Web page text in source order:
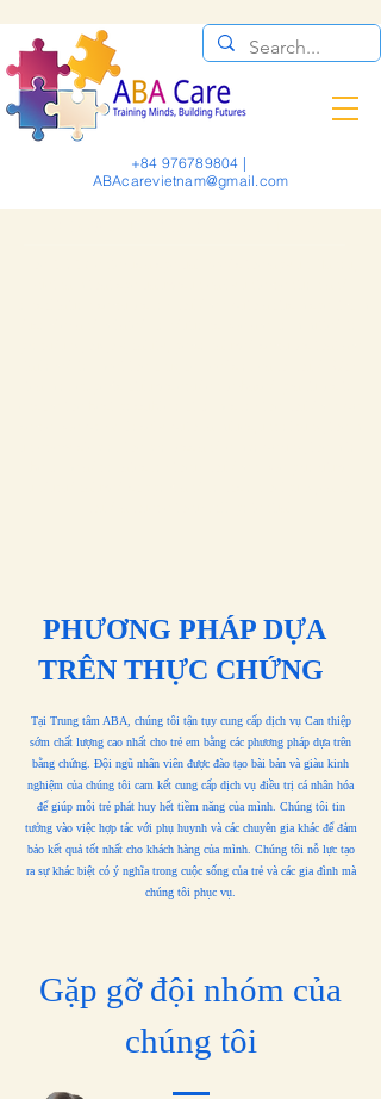
+84 976789804 |
ABAcarevietnam@gmail.com
PHƯƠNG PHÁP DỰA
TRÊN THỰC CHỨNG
Tại Trung tâm ABA, chúng tôi tận tụy cung cấp dịch vụ Can thiệp
sớm chất lượng cao nhất cho trẻ em bằng các phương pháp dựa trên
bằng chứng. Đội ngũ nhân viên được đào tạo bài bản và giàu kinh
nghiệm của chúng tôi cam kết cung cấp dịch vụ điều trị cá nhân hóa
để giúp mỗi trẻ phát huy hết tiềm năng của mình. Chúng tôi tin
tưởng vào việc hợp tác với phụ huynh và các chuyên gia khác để đảm
bảo kết quả tốt nhất cho khách hàng của mình. Chúng tôi nỗ lực tạo
ra sự khác biệt có ý nghĩa trong cuộc sống của trẻ và các gia đình mà
chúng tôi phục vụ.
Gặp gỡ đội nhóm của
chúng tôi